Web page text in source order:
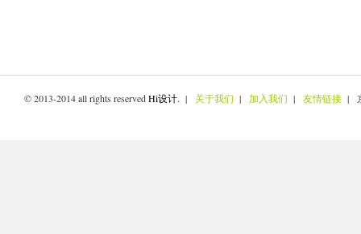
© 2013-2014 all rights reservedHi设计. | 关于我们 | 加入我们 | 友情链接 |